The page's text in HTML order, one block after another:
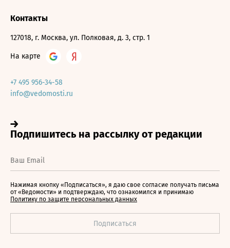
Контакты
127018, г. Москва, ул. Полковая, д. 3, стр. 1
На карте
+7 495 956-34-58
info@vedomosti.ru
Нажимая кнопку «Подписаться», я даю свое согласие получать письма
от «Ведомости» и подтверждаю, что ознакомился и принимаю
Политику по защите персональных данных